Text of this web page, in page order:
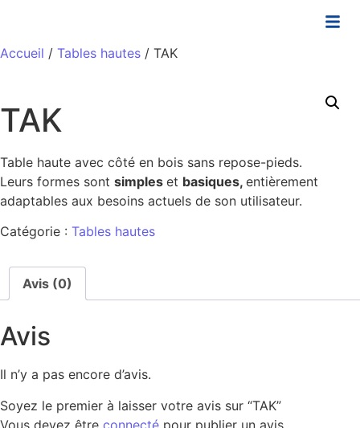
Accueil / Tables hautes / TAK
TAK
Table haute avec côté en bois sans repose-pieds.
Leurs formes sont simples et basiques, entièrement
adaptables aux besoins actuels de son utilisateur.
Catégorie : Tables hautes
Avis (0)
Avis
Il n’y a pas encore d’avis.
Soyez le premier à laisser votre avis sur “TAK”
Vous devez être connecté pour publier un avis.